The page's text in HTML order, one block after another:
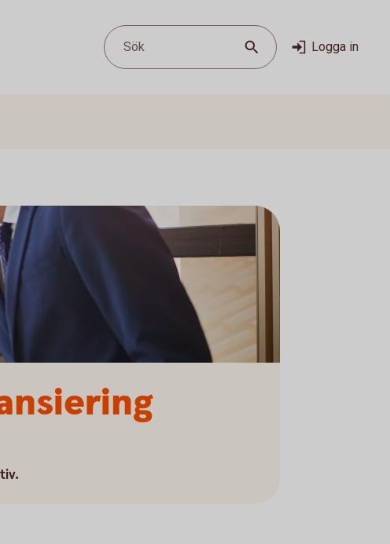
Sök Logga in